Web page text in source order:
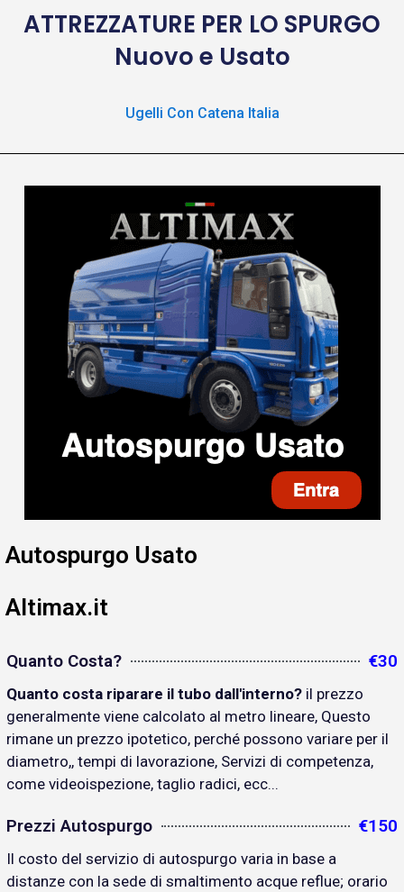
ATTREZZATURE PER LO SPURGO
Nuovo e Usato
Ugelli Con Catena Italia
Autospurgo Usato
Altimax.it
Quanto Costa? €30
Quanto costa riparare il tubo dall'interno? il prezzo
generalmente viene calcolato al metro lineare, Questo
rimane un prezzo ipotetico, perché possono variare per il
diametro,, tempi di lavorazione, Servizi di competenza,
come videoispezione, taglio radici, ecc...
Prezzi Autospurgo €150
Il costo del servizio di autospurgo varia in base a
distanze con la sede di smaltimento acque reflue; orario